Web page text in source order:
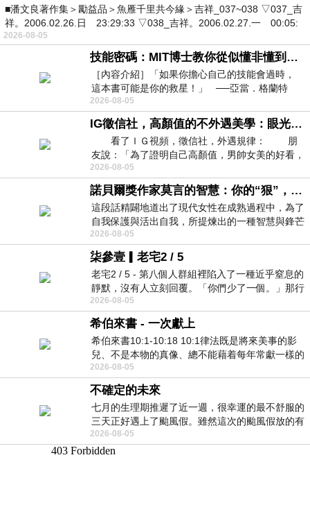
■潘文良著作集＞勵益品＞魚雁千里共今緣＞吉祥_037~038 ▽037_吉
祥。2006.02.26.日 23:29:33 ▽038_吉祥。2006.02.27.一 00:05:
2026-08-05
技能密碼：MIT博士教你從似懂非懂到穩定輸出，把專業變事業的職能升級攻略 /麥特．比恩(容錯)
［內容介紹］「如果你擔心自己的技能會過時，
這本書可能是你的救星！」 ──亞當．格蘭特
（Adam Grant），《
2026-08-05
IG徵信社，高顏值的不外遇美學：眼光太高也是一種防禦，為了證明我長得好看，我決定一輩子不外遇！
看了ＩＧ視頻，徵信社，外遇規律： 朋
友說：「為了證明自己高顏值，男帥女美的好看，
且眼光高，我決定一輩子不外遇。」
2026-08-05
諾貝爾獎作家莫言的智慧：你的“狠”，才是最好的自我保護
這段話精闢地道出了現代女性在成熟過程中，為了
自我保護與活出自我，所提煉出的一種智慧與鋒芒
的平衡。 核心解讀與看法
2026-08-05
柒參壹▎老宅2 / 5
老宅2 / 5 - 第八個人群組裡陷入了一種近乎窒息的
靜默，沒有人立刻回覆。「你們少了一個。」那行
字像一顆冰冷的鐵釘，硬生生刺進螢
2026-08-05
希伯來書 - 一次獻上
希伯來書10:1-10:18 10:1律法既是將來美事的影
兒、不是本物的真像、總不能藉着每年常獻一樣的
祭物、叫那近前來的人得以完全。 10
2026-08-05
不確定的未來
七月的生理期推遲了近一週，很幸運的最不舒服的
三天正好遇上了颱風假。雖然這次的颱風假放的有
點虛，因為風雨不大，但這也是最想要的
2026-08-05